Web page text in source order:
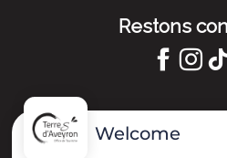
Restons
GARDONS LE
Welcome